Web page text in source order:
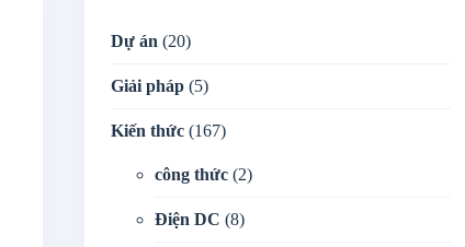
Dự án (20)
Giải pháp (5)
Kiến thức (167)
công thức (2)
Điện DC (8)